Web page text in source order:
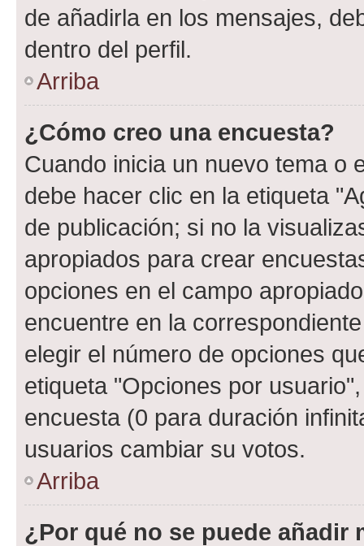
de añadirla en los mensajes,
dentro del perfil.
Arriba
¿Cómo creo una encuesta?
Cuando inicia un nuevo tema o
debe hacer clic en la etiqueta
de publicación; si no la
apropiados para crear
opciones en el campo
encuentre en la
elegir el número de opciones
etiqueta "Opciones por
encuesta (0 para duración
usuarios cambiar su votos.
Arriba
¿Por qué no se puede añadir